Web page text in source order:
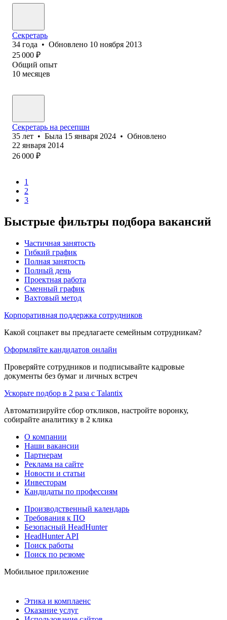
Секретарь
34 года • Обновлено 10 ноября 2013
25 000 ₽
Общий опыт
10 месяцев
Секретарь на ресепшн
35 лет • Была 15 января 2024 • Обновлено
22 января 2014
26 000 ₽
1
2
3
Быстрые фильтры подбора вакансий
Частичная занятость
Гибкий график
Полная занятость
Полный день
Проектная работа
Сменный график
Вахтовый метод
Корпоративная поддержка сотрудников
Какой соцпакет вы предлагаете семейным сотрудникам?
Оформляйте кандидатов онлайн
Проверяйте сотрудников и подписывайте кадровые
документы без бумаг и личных встреч
Ускорьте подбор в 2 раза с Talantix
Автоматизируйте сбор откликов, настройте воронку,
собирайте аналитику в 2 клика
О компании
Наши вакансии
Партнерам
Реклама на сайте
Новости и статьи
Инвесторам
Кандидаты по профессиям
Производственный календарь
Требования к ПО
Безопасный HeadHunter
HeadHunter API
Поиск работы
Поиск по резюме
Мобильное приложение
Этика и комплаенс
Оказание услуг